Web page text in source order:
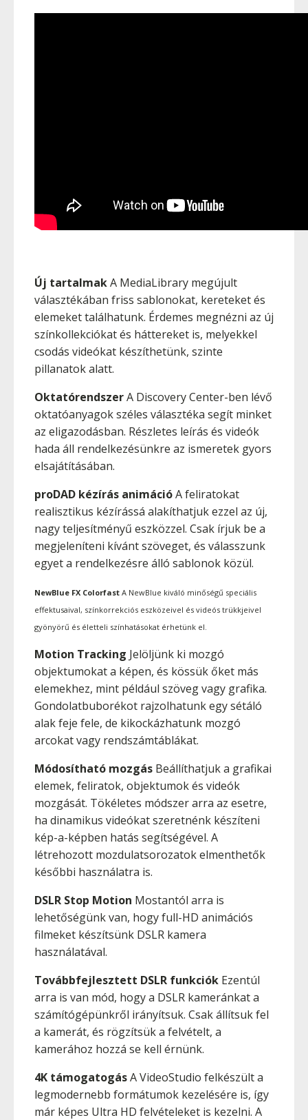
Új tartalmakA MediaLibrary megújult
választékában friss sablonokat, kereteket és
elemeket találhatunk. Érdemes megnézni az új
színkollekciókat és háttereket is, melyekkel
csodás videókat készíthetünk, szinte
pillanatok alatt.
OktatórendszerA Discovery Center-ben lévő
oktatóanyagok széles választéka segít minket
az eligazodásban. Részletes leírás és videók
hada áll rendelkezésünkre az ismeretek gyors
elsajátításában.
proDAD kézírás animációA feliratokat
realisztikus kézírássá alakíthatjuk ezzel az új,
nagy teljesítményű eszközzel. Csak írjuk be a
megjeleníteni kívánt szöveget, és válasszunk
egyet a rendelkezésre álló sablonok közül.
NewBlue FX Colorfast A NewBlue kiváló minőségű speciális
effektusaival, színkorrekciós eszközeivel és videós trükkjeivel
gyönyörű és életteli színhatásokat érhetünk el.
Motion Tracking Jelöljünk ki mozgó
objektumokat a képen, és kössük őket más
elemekhez, mint például szöveg vagy grafika.
Gondolatbuborékot rajzolhatunk egy sétáló
alak feje fele, de kikockázhatunk mozgó
arcokat vagy rendszámtáblákat.
Módosítható mozgás Beállíthatjuk a grafikai
elemek, feliratok, objektumok és videók
mozgását. Tökéletes módszer arra az esetre,
ha dinamikus videókat szeretnénk készíteni
kép-a-képben hatás segítségével. A
létrehozott mozdulatsorozatok elmenthetők
későbbi használatra is.
DSLR Stop Motion Mostantól arra is
lehetőségünk van, hogy full-HD animációs
filmeket készítsünk DSLR kamera
használatával.
Továbbfejlesztett DSLR funkciók Ezentúl
arra is van mód, hogy a DSLR kameránkat a
számítógépünkről irányítsuk. Csak állítsuk fel
a kamerát, és rögzítsük a felvételt, a
kamerához hozzá se kell érnünk.
4K támogatogásA VideoStudio felkészült a
legmodernebb formátumok kezelésére is, így
már képes Ultra HD felvételeket is kezelni. A